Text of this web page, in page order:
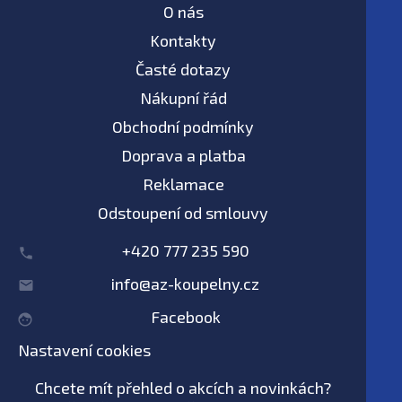
O nás
Kontakty
Časté dotazy
Nákupní řád
Obchodní podmínky
Doprava a platba
Reklamace
Odstoupení od smlouvy
+420 777 235 590
info@az-koupelny.cz
Facebook
Nastavení cookies
Chcete mít přehled o akcích a novinkách?